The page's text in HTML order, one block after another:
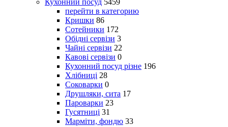
Кухонний посуд 5459
перейти в категорию
Кришки 86
Сотейники 172
Обідні сервізи 3
Чайні сервізи 22
Кавові сервізи 0
Кухонний посуд різне 196
Хлібниці 28
Соковарки 0
Друшляки, сита 17
Пароварки 23
Гусятниці 31
Марміти, фондю 33